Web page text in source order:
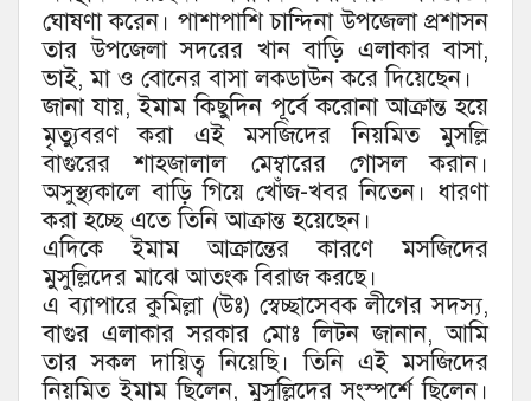
ঘোষণা করেন। পাশাপাশি চান্দিনা উপজেলা প্রশাসন
তার উপজেলা সদরের খান বাড়ি এলাকার বাসা,
ভাই, মা ও বোনের বাসা লকডাউন করে দিয়েছেন।
জানা যায়, ইমাম কিছুদিন পূর্বে করোনা আক্রান্ত হয়ে
মৃত্যুবরণ করা এই মসজিদের নিয়মিত মুসল্লি
বাগুরের শাহজালাল মেম্বারের গোসল করান।
অসুস্থ্যকালে বাড়ি গিয়ে খোঁজ-খবর নিতেন। ধারণা
করা হচ্ছে এতে তিনি আক্রান্ত হয়েছেন।
এদিকে ইমাম আক্রান্তের কারণে মসজিদের
মুসুল্লিদের মাঝে আতংক বিরাজ করছে।
এ ব্যাপারে কুমিল্লা (উঃ) স্বেচ্ছাসেবক লীগের সদস্য,
বাগুর এলাকার সরকার মোঃ লিটন জানান, আমি
তার সকল দায়িত্ব নিয়েছি। তিনি এই মসজিদের
নিয়মিত ইমাম ছিলেন, মুসুল্লিদের সংস্পর্শে ছিলেন।